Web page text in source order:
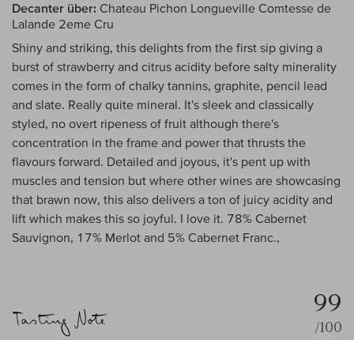
Decanter über: Chateau Pichon Longueville Comtesse de
Lalande 2eme Cru
Shiny and striking, this delights from the first sip giving a
burst of strawberry and citrus acidity before salty minerality
comes in the form of chalky tannins, graphite, pencil lead
and slate. Really quite mineral. It's sleek and classically
styled, no overt ripeness of fruit although there's
concentration in the frame and power that thrusts the
flavours forward. Detailed and joyous, it's pent up with
muscles and tension but where other wines are showcasing
that brawn now, this also delivers a ton of juicy acidity and
lift which makes this so joyful. I love it. 78% Cabernet
Sauvignon, 17% Merlot and 5% Cabernet Franc.,
99
/100